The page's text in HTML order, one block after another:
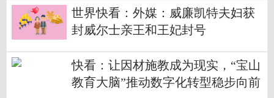
世界快看：外媒：威廉凯特夫妇获
封威尔士亲王和王妃封号
快看：让因材施教成为现实，“宝山
教育大脑”推动数字化转型稳步向前